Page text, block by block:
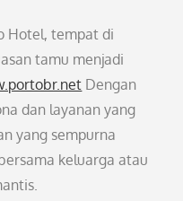
Hotel, tempat di
tamu menjadi
Dengan
dan layanan yang
yang sempurna
keluarga atau